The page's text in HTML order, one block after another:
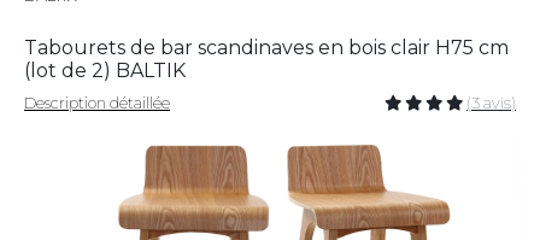
Tabourets de bar scandinaves en bois clair H75 cm
(lot de 2) BALTIK
Description détaillée (3 avis)